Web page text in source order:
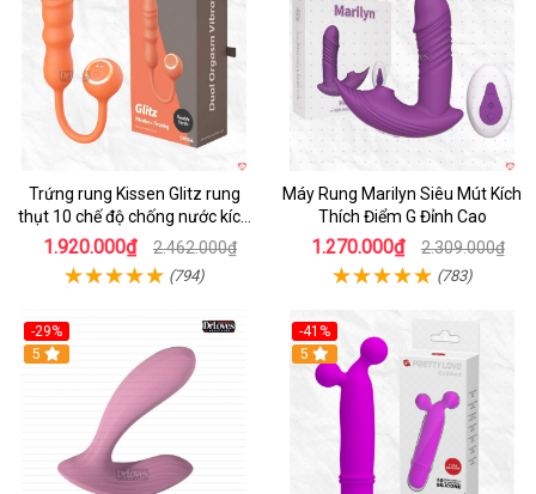
Trứng rung Kissen Glitz rung
thụt 10 chế độ chống nước kích
thích
1.920.000₫ 2.462.000₫
(794)
Máy Rung Marilyn Siêu Mút Kích
Thích Điểm G Đỉnh Cao
1.270.000₫ 2.309.000₫
(783)
-29%
Hot
5
-41%
Hot
5